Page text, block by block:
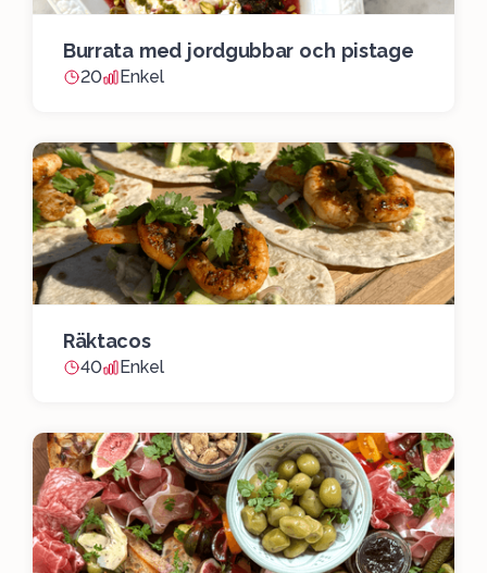
Burrata med jordgubbar och pistage
20 Enkel
Räktacos
40 Enkel